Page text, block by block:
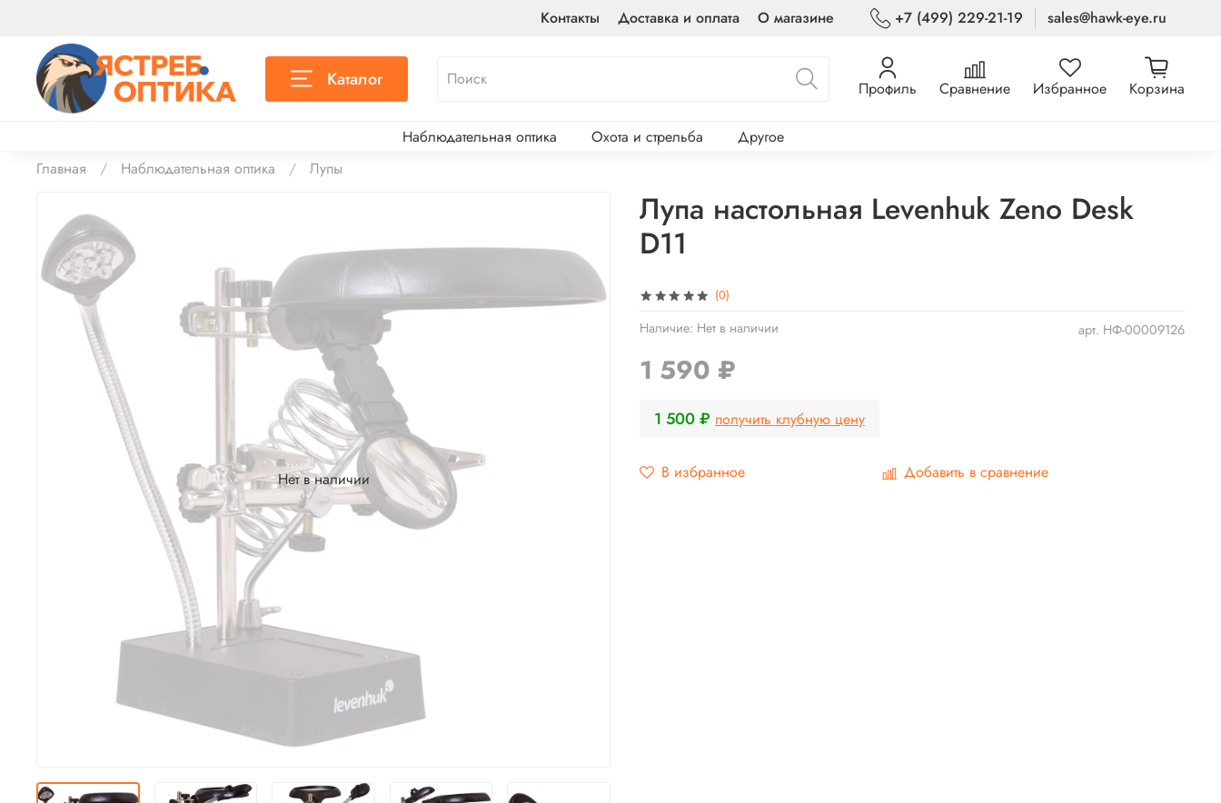
Контакты Доставка и оплата О магазине +7 (499) 229-21-19 sales@hawk-eye.ru
Каталог Профиль Сравнение Избранное Корзина
Наблюдательная оптика Охота и стрельба
Другое
Главная
Наблюдательная оптика Лупы
Нет в наличии
(0)
арт. НФ-00009126
Наличие: Нет в наличии
Лупа настольная Levenhuk Zeno Desk
D11
1 590 ₽
1 500 ₽ получить клубную цену
В избранное Добавить в сравнение